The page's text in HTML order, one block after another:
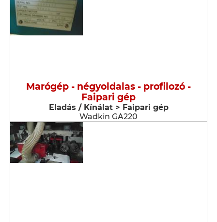
Marógép - négyoldalas - profilozó -
Faipari gép
Eladás / Kínálat > Faipari gép
Wadkin GA220